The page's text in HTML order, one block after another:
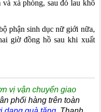
xà phòng, sau đó lau khô
phận sinh dục nữ giới nữa,
giờ đồng hồ sau khi xuất
vị vận chuyển giao
phối hàng trên toàn